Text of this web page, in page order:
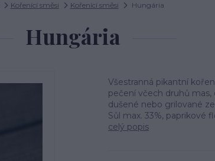
Kořenící směsi Kořenící směsi Hungária
Hungária
Všestranná pikantní
pečení včech druhů
dušené nebo grilované
Sůl max. 33%, paprikové
celý popis